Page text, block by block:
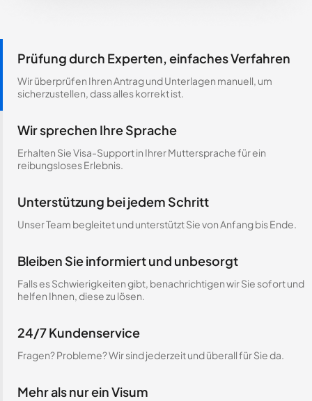
Prüfung durch Experten, einfaches Verfahren
Wir überprüfen Ihren Antrag und Unterlagen manuell, um
sicherzustellen, dass alles korrekt ist.
Wir sprechen Ihre Sprache
Erhalten Sie Visa-Support in Ihrer Muttersprache für ein
reibungsloses Erlebnis.
Unterstützung bei jedem Schritt
Unser Team begleitet und unterstützt Sie von Anfang bis Ende.
Bleiben Sie informiert und unbesorgt
Falls es Schwierigkeiten gibt, benachrichtigen wir Sie sofort und
helfen Ihnen, diese zu lösen.
24/7 Kundenservice
Fragen? Probleme? Wir sind jederzeit und überall für Sie da.
Mehr als nur ein Visum